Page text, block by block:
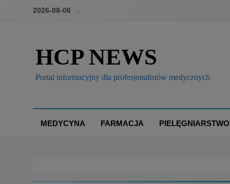
2026-08-06
HCP NEWS
Portal informacyjny dla profesjonalistów medycznych
MEDYCYNA FARMACJA PIELĘGNIARSTWO